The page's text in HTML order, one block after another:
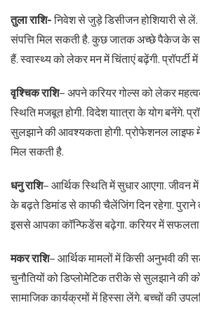
तुला राशि-निवेश से जुड़े डिसीजन होशियारी से
संपत्ति मिल सकती है. कुछ जातक अच्छे पैकेज के
हैं. स्वास्थ्य को लेकर मन में चिंताएं बढ़ेंगी. प्रॉपर्टी
वृश्चिक राशि– अपने करियर गोल्स को लेकर
स्थिति मजबूत होगी. विदेश याात्रा के योग बनेंगे.
सुलझाने की आवश्यकता होगी. प्रोफेशनल लाइफ में
मिल सकती है.
धनु राशि– आर्थिक स्थिति में सुधार आएगा. जीवन
के बढ़ते डिमांड से काफी चैलेंजिंग दिन रहेगा. पुराने
इससे आपका कॉन्फिडेंस बढ़ेगा. करियर में सफलता
मकर राशि– आर्थिक मामलों में किसी अनुभवी की
चुनौतियों को डिप्लोमेटिक तरीके से सुलझाने की
सामाजिक कार्यक्रमों में हिस्सा लेंगे. बच्चों की